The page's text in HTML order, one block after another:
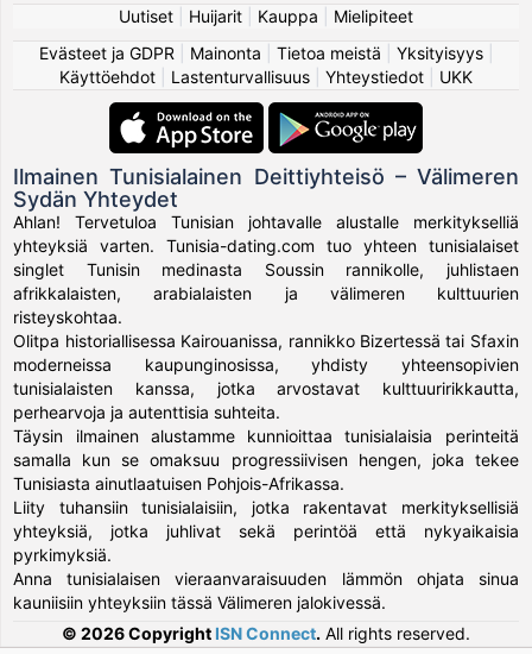
Uutiset Huijarit Kauppa
Mielipiteet
Evästeet ja GDPR
Mainonta Tietoa meistä Yksityisyys|
Käyttöehdot
Lastenturvallisuus Yhteystiedot UKK
Ilmainen Tunisialainen Deittiyhteisö – Välimeren
Sydän Yhteydet
Ahlan! Tervetuloa Tunisian johtavalle alustalle merkitykselliä
yhteyksiä varten. Tunisia-dating.com tuo yhteen tunisialaiset
singlet Tunisin medinasta Soussin rannikolle, juhlistaen
afrikkalaisten, arabialaisten ja välimeren kulttuurien
risteyskohtaa.
Olitpa historiallisessa Kairouanissa, rannikko Bizertessä tai Sfaxin
moderneissa kaupunginosissa, yhdisty yhteensopivien
tunisialaisten kanssa, jotka arvostavat kulttuuririkkautta,
perhearvoja ja autenttisia suhteita.
Täysin ilmainen alustamme kunnioittaa tunisialaisia perinteitä
samalla kun se omaksuu progressiivisen hengen, joka tekee
Tunisiasta ainutlaatuisen Pohjois-Afrikassa.
Liity tuhansiin tunisialaisiin, jotka rakentavat merkityksellisiä
yhteyksiä, jotka juhlivat sekä perintöä että nykyaikaisia
pyrkimyksiä.
Anna tunisialaisen vieraanvaraisuuden lämmön ohjata sinua
kauniisiin yhteyksiin tässä Välimeren jalokivessä.
© 2026 Copyright ISN Connect. All rights reserved.